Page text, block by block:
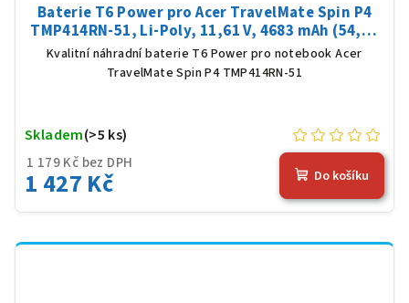
Baterie T6 Power pro Acer TravelMate Spin P4
TMP414RN-51, Li-Poly, 11,61 V, 4683 mAh (54,36
Wh), černá
Kvalitní náhradní baterie T6 Power pro notebook Acer
TravelMate Spin P4 TMP414RN-51
1 179 Kč bez DPH
1 427 Kč
Skladem(>5 ks)
Do košíku